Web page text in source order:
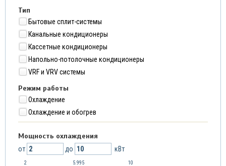
Тип
Бытовые сплит-системы
Канальные кондиционеры
Кассетные кондиционеры
Напольно-потолочные кондиционеры
VRF и VRV системы
Режим работы
Охлаждение
Охлаждение и обогрев
Мощность охлаждения
от до кВт
2 5.995 10